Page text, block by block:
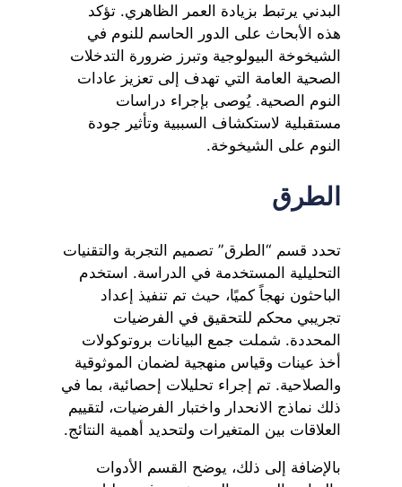
البدني يرتبط بزيادة العمر الظاهري. تؤكد
هذه الأبحاث على الدور الحاسم للنوم في
الشيخوخة البيولوجية وتبرز ضرورة التدخلات
الصحية العامة التي تهدف إلى تعزيز عادات
النوم الصحية. يُوصى بإجراء دراسات
مستقبلية لاستكشاف السببية وتأثير جودة
النوم على الشيخوخة.
الطرق
تحدد قسم “الطرق” تصميم التجربة والتقنيات
التحليلية المستخدمة في الدراسة. استخدم
الباحثون نهجاً كميًا، حيث تم تنفيذ إعداد
تجريبي محكم للتحقيق في الفرضيات
المحددة. شملت جمع البيانات بروتوكولات
أخذ عينات وقياس منهجية لضمان الموثوقية
والصلاحية. تم إجراء تحليلات إحصائية، بما في
ذلك نماذج الانحدار واختبار الفرضيات، لتقييم
العلاقات بين المتغيرات ولتحديد أهمية النتائج.
بالإضافة إلى ذلك، يوضح القسم الأدوات